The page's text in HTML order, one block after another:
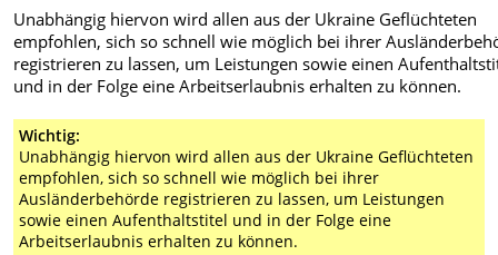
Unabhängig hiervon wird allen aus der Ukraine Geflüchteten
empfohlen, sich so schnell wie möglich bei ihrer
registrieren zu lassen, um Leistungen sowie einen
und in der Folge eine Arbeitserlaubnis erhalten zu können.
Wichtig:
Unabhängig hiervon wird allen aus der Ukraine Geflüchteten
empfohlen, sich so schnell wie möglich bei ihrer
Ausländerbehörde registrieren zu lassen, um Leistungen
sowie einen Aufenthaltstitel und in der Folge eine
Arbeitserlaubnis erhalten zu können.